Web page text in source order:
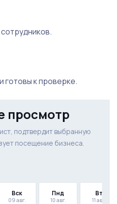
готовы к проверке.
просмотр
подтвердит выбранную
посещение бизнеса.
Вск
09 авг.
Пнд
10 авг.
Вт
11 авг.